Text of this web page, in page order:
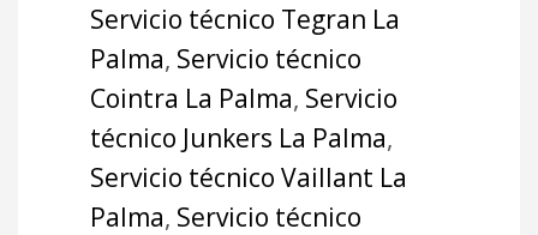
Servicio técnico Tegran La
Palma, Servicio técnico
Cointra La Palma, Servicio
técnico Junkers La Palma,
Servicio técnico Vaillant La
Palma, Servicio técnico